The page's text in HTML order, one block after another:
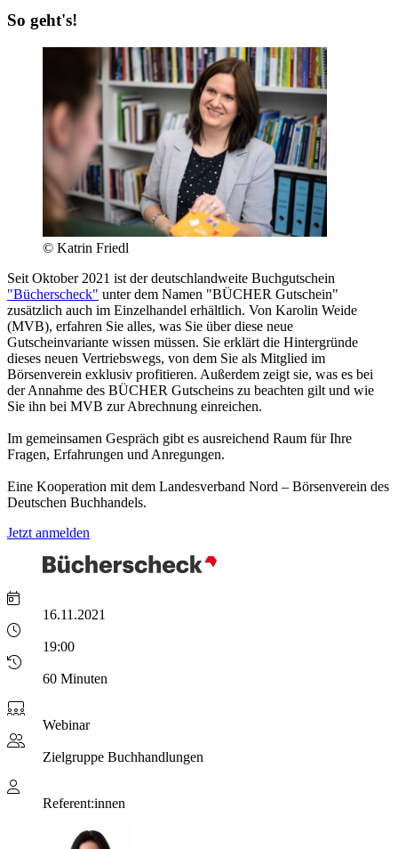
So geht's!
© Katrin Friedl
Seit Oktober 2021 ist der deutschlandweite Buchgutschein
"Bücherscheck" unter dem Namen "BÜCHER Gutschein"
zusätzlich auch im Einzelhandel erhältlich. Von Karolin Weide
(MVB), erfahren Sie alles, was Sie über diese neue
Gutscheinvariante wissen müssen. Sie erklärt die Hintergründe
dieses neuen Vertriebswegs, von dem Sie als Mitglied im
Börsenverein exklusiv profitieren. Außerdem zeigt sie, was es bei
der Annahme des BÜCHER Gutscheins zu beachten gilt und wie
Sie ihn bei MVB zur Abrechnung einreichen.
Im gemeinsamen Gespräch gibt es ausreichend Raum für Ihre
Fragen, Erfahrungen und Anregungen.
Eine Kooperation mit dem Landesverband Nord – Börsenverein des
Deutschen Buchhandels.
Jetzt anmelden
16.11.2021
19:00
60 Minuten
Webinar
Zielgruppe Buchhandlungen
Referent:innen